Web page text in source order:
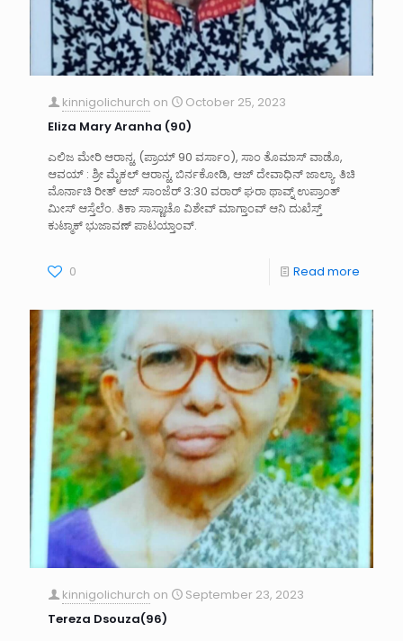
kinnigolichurch on
October 25, 2023
Eliza Mary Aranha (90)
ಎಲಿಜ ಮೇರಿ ಆರಾನ್ಹ, (ಪ್ರಾಯ್ 90 ವರ್ಸಾಂ), ಸಾಂ ತೊಮಾಸ್ ವಾಡೊ,
ಆವಯ್ : ಶ್ರೀ ಮೈಕಲ್ ಆರಾನ್ಹ, ಬಿರ್ನಕೋಡಿ, ಆಜ್ ದೇವಾಧಿನ್ ಜಾಲ್ಯಾ. ತಿಚಿ
ಮೊರ್ನಾಚಿ ರೀತ್ ಆಜ್ ಸಾಂಜೆರ್ 3:30 ವರಾರ್ ಘರಾ ಥಾವ್ನ್ ಉಪ್ರಾಂತ್
ಮೀಸ್ ಆಸ್ತೆಲೆಂ. ತಿಕಾ ಸಾಸ್ಣಾಚೊ ವಿಶೇವ್ ಮಾಗ್ತಾಂವ್ ಆನಿ ದುಖೆಸ್ತ್
ಕುಟ್ಮಾಕ್ ಭುಜಾವಣ್ ಪಾಟಯ್ತಾಂವ್.
0 Read more
kinnigolichurch on
September 23, 2023
Tereza Dsouza(96)